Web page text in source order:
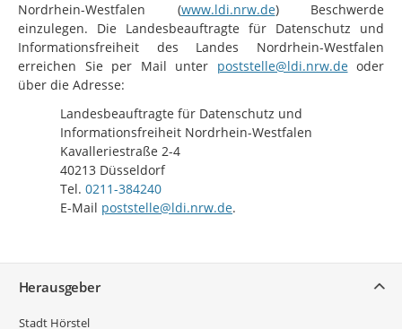
Nordrhein-Westfalen (www.ldi.nrw.de) Beschwerde
einzulegen. Die Landesbeauftragte für Datenschutz und
Informationsfreiheit des Landes Nordrhein-Westfalen
erreichen Sie per Mail unter poststelle@ldi.nrw.deoder
über die Adresse:
Landesbeauftragte für Datenschutz und
Informationsfreiheit Nordrhein-Westfalen
Kavalleriestraße 2-4
40213 Düsseldorf
Tel. 0211-384240
E-Mail poststelle@ldi.nrw.de.
Herausgeber
Stadt Hörstel